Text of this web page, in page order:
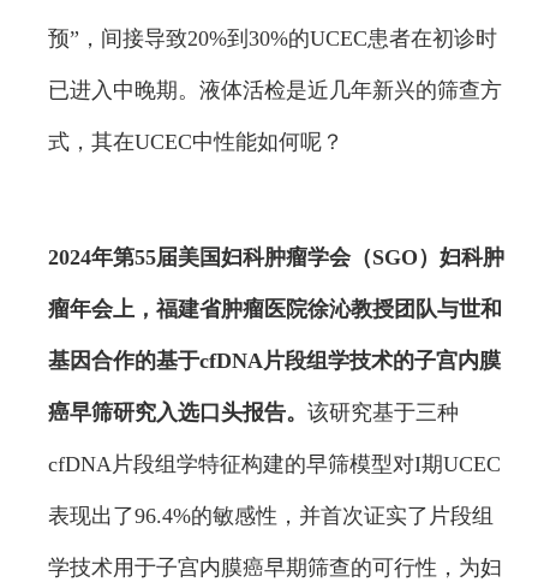
预”，间接导致20%到30%的UCEC患者在初诊时
已进入中晚期。液体活检是近几年新兴的筛查方
式，其在UCEC中性能如何呢？
2024年第55届美国妇科肿瘤学会（SGO）妇科肿
瘤年会上，福建省肿瘤医院徐沁教授团队与世和
基因合作的基于cfDNA片段组学技术的子宫内膜
癌早筛研究入选口头报告。 该研究基于三种
cfDNA片段组学特征构建的早筛模型对I期UCEC
表现出了96.4%的敏感性，并首次证实了片段组
学技术用于子宫内膜癌早期筛查的可行性，为妇